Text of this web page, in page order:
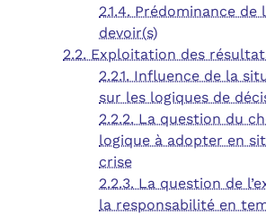
2.1.4. Prédominance
devoir(s)
2.2. Exploitation des
2.2.1. Influence de la
sur les logiques de
2.2.2. La question du
logique à adopter en
crise
2.2.3. La question de
la responsabilité en